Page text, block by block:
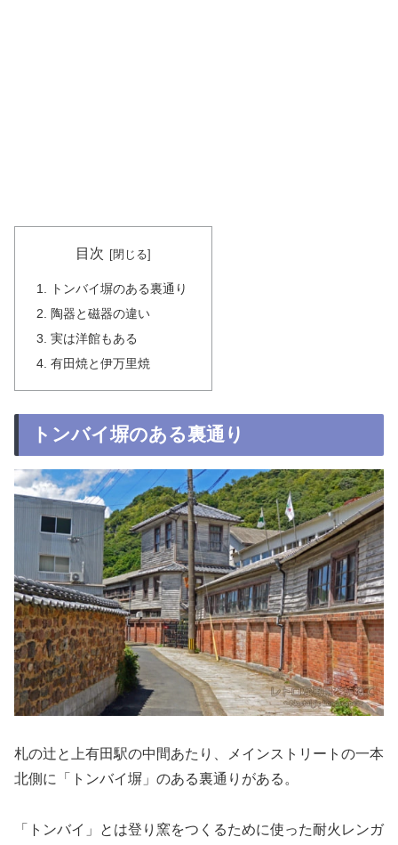
目次
トンバイ塀のある裏通り
陶器と磁器の違い
実は洋館もある
有田焼と伊万里焼
トンバイ塀のある裏通り
札の辻と上有田駅の中間あたり、メインストリートの一本
北側に「トンバイ塀」のある裏通りがある。
「トンバイ」とは登り窯をつくるために使った耐火レンガ